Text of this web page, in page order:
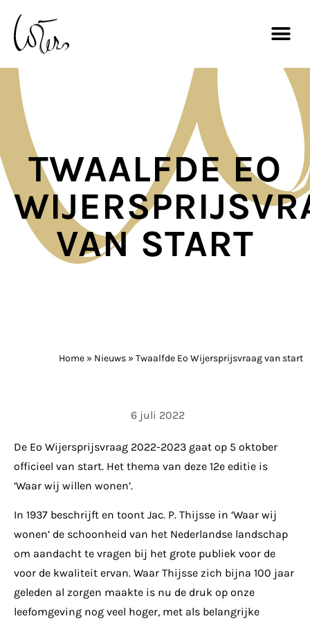
TWAALFDE EO
VAN START
Home » Nieuws » Twaalfde Eo Wijersprijsvraag van start
6 juli 2022
De Eo Wijersprijsvraag 2022-2023 gaat op 5 oktober
officieel van start. Het thema van deze 12e editie is
‘Waar wij willen wonen’.
In 1937 beschrijft en toont Jac. P. Thijsse in ‘Waar wij
wonen’ de schoonheid van het Nederlandse landschap
om aandacht te vragen bij het grote publiek voor de
voor de kwaliteit ervan. Waar Thijsse zich bijna 100 jaar
geleden al zorgen maakte is nu de druk op onze
leefomgeving nog veel hoger, met als belangrijke